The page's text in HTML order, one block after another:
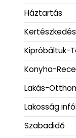
Háztartás
Kertészkedés
Kipróbáltuk-
Konyha-
Lakás-Otthon
Lakosság
Szabadidő